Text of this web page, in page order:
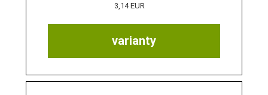
varianty
3,14 EUR